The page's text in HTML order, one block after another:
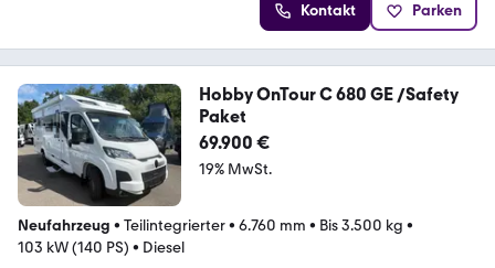
Kontakt Parken
Hobby OnTour C 680 GE /Safety
Paket
69.900 €
19% MwSt.
Neufahrzeug • Teilintegrierter• 6.760 mm • Bis 3.500 kg •
103 kW (140 PS) • Diesel